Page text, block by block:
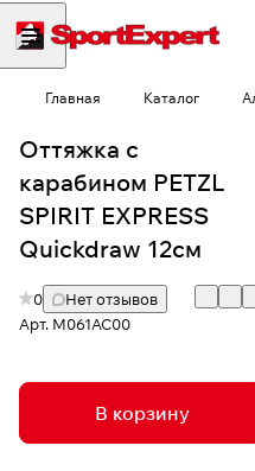
Главная Каталог
Оттяжка с
карабином PETZL
SPIRIT EXPRESS
Quickdraw 12см
0
Нет отзывов
Арт. M061AC00
В корзину